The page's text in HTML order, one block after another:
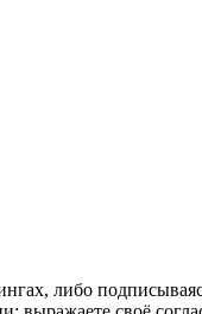
либо